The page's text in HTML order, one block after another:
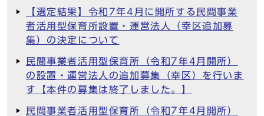
【選定結果】令和7年4月に開所する民間事業
者活用型保育所設置・運営法人（幸区追加募
集）の決定について
民間事業者活用型保育所（令和7年4月開所）
の設置・運営法人の追加募集（幸区）を行いま
す【本件の募集は終了しました。】
民間事業者活用型保育所（令和7年4月開所）